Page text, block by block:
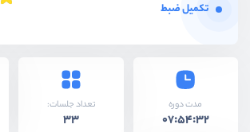
تکمیل ضبط
مدت دوره
07:54:32
تعداد جلسات:
33